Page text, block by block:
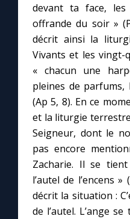
Les premiers samedis
Marie qui défait les
Me consacrer à Jésus
Mes intentions de
Une Minute avec Marie
Une neuvaine
devant ta face, les
offrande du soir »
décrit ainsi la
Vivants et les vingt-
« chacun une
pleines de parfums,
(Ap 5, 8). En ce
et la liturgie
Seigneur, dont le
pas encore
Zacharie. Il se
l’autel de l’encens
décrit la situation :
de l’autel. L’ange